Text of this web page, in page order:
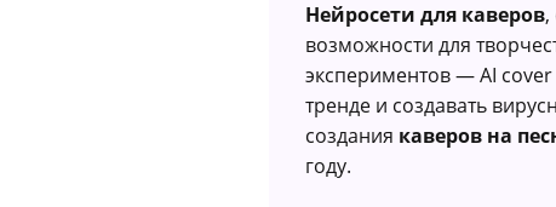
Нейросети для каверов
возможности для
экспериментов — AI
тренде и создавать
создания каверов на
году.